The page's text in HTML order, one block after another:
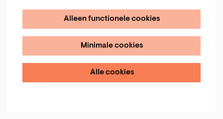
Alleen functionele cookies
Minimale cookies
Alle cookies